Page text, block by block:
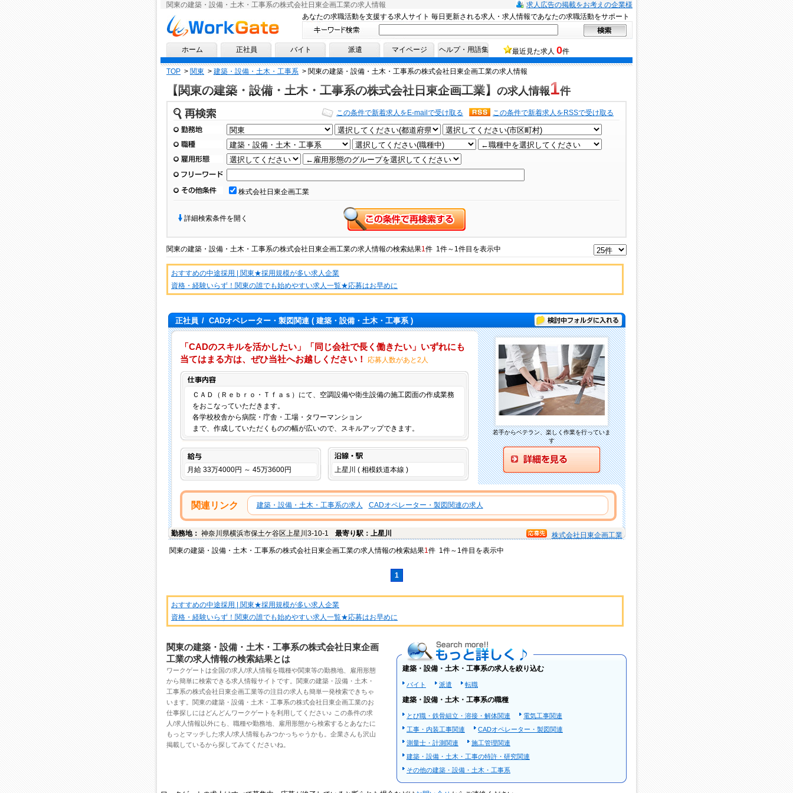
関東の建築・設備・土木・工事系の株式会社日東企画工業の求人情報
求人広告の掲載をお考えの企業様
求人情報ならワークゲートへ！
あなたの求職活動を支援する求人サイト 毎日更新される求人・求人情報であなたの求職活動をサポート
ホーム 正社員 バイト 派遣 マイページ ヘルプ・用語集 最近見た求人 0件
TOP > 関東 > 建築・設備・土木・工事系 > 関東の建築・設備・土木・工事系の株式会社日東企画工業の求人情報
【関東の建築・設備・土木・工事系の株式会社日東企画工業】 の求人情報1件
再検索 この条件で新着求人をRSSで受け取る
この条件で新着求人をE-mailで受け取る
勤務地
職種
雇用形態
フリーワード
その他条件 株式会社日東企画工業
詳細検索条件を開く
関東の建築・設備・土木・工事系の株式会社日東企画工業の求人情報の検索結果1件 1件～1件目を表示中
おすすめの中途採用 | 関東★採用規模が多い求人企業
資格・経験いらず！関東の誰でも始めやすい求人一覧★応募はお早めに
正社員 / CADオペレーター・製図関連( 建築・設備・土木・工事系 ) 検討中フォルダに入れる
「CADのスキルを活かしたい」「同じ会社で長く働きたい」いずれにも
当てはまる方は、ぜひ当社へお越しください！
応募人数があと2人
ＣＡＤ（Ｒｅｂｒｏ・Ｔｆａｓ）にて、空調設備や衛生設備の施工図面の作成業務
をおこなっていただきます。
各学校校舎から病院・庁舎・工場・タワーマンション
まで、作成していただくものの幅が広いので、スキルアップできます。
給与
月給 33万4000円 ～ 45万3600円 上星川 ( 相模鉄道本線 )
若手からベテラン、楽しく作業を行っていま
す
関連リンク 建築・設備・土木・工事系の求人 CADオペレーター・製図関連の求人
勤務地： 神奈川県横浜市保土ケ谷区上星川3-10-1 最寄り駅：上星川
株式会社日東企画工業
関東の建築・設備・土木・工事系の株式会社日東企画工業の求人情報の検索結果1件 1件～1件目を表示中
1
おすすめの中途採用 | 関東★採用規模が多い求人企業
資格・経験いらず！関東の誰でも始めやすい求人一覧★応募はお早めに
関東の建築・設備・土木・工事系の株式会社日東企画
工業の求人情報の検索結果とは
ワークゲートは全国の求人/求人情報を職種や関東等の勤務地、雇用形態
から簡単に検索できる求人情報サイトです。 関東の建築・設備・土木・
工事系の株式会社日東企画工業等の注目の求人 も簡単一発検索できちゃ
います。関東の建築・設備・土木・工事系の株式会社日東企画工業のお
仕事探しにはどんどんワークゲートを利用してください♪ この条件の求
人/求人情報以外にも、職種や勤務地、雇用形態から検索するとあなたに
もっとマッチした求人/求人情報もみつかっちゃうかも。企業さんも沢山
掲載しているから探してみてくださいね。
もっと詳しく
建築・設備・土木・工事系の求人を絞り込む
バイト 派遣 転職
建築・設備・土木・工事系の職種
とび職・鉄骨組立・溶接・解体関連
電気工事関連
工事・内装工事関連
CADオペレーター・製図関連
測量士・計測関連
施工管理関連
建築・設備・土木・工事の特許・研究関連
その他の建築・設備・土木・工事系